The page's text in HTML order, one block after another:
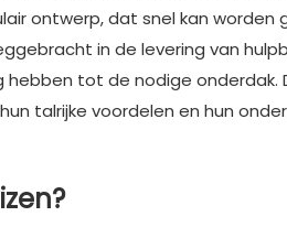
ontwerp, dat snel kan
in de levering van
tot de nodige onderdak.
talrijke voordelen en hun